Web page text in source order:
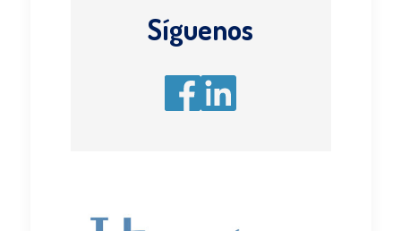
Síguenos